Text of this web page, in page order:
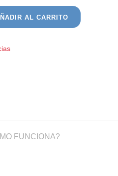
AL CARRITO
FUNCIONA?